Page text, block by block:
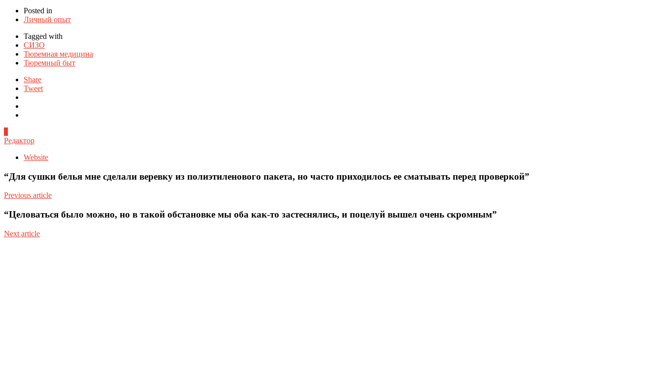
Posted in
Личный опыт
Tagged with
СИЗО
Тюремная медицина
Тюремный быт
Share
Tweet
Редактор
Website
“Для сушки белья мне сделали веревку из полиэтиленового пакета, но часто приходилось ее сматывать перед проверкой”
Previous article
“Целоваться было можно, но в такой обстановке мы оба как-то застеснялись, и поцелуй вышел очень скромным”
Next article